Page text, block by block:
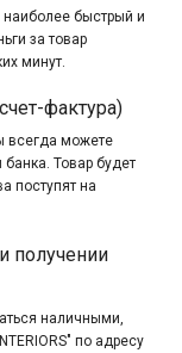
наиболее быстрый и
за товар
минут.
фактура)
всегда можете
Товар будет
поступят на
получении
наличными,
по адресу